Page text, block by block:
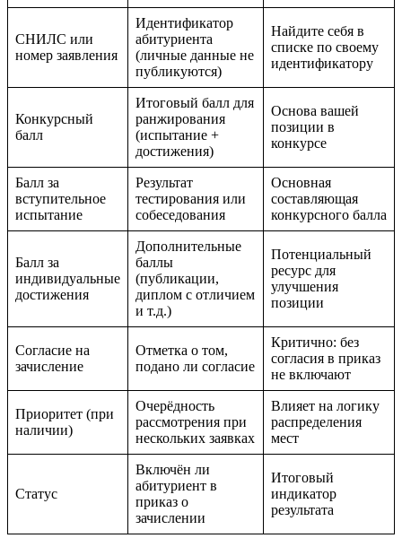
СНИЛС или
номер заявления
Идентификатор
абитуриента
(личные данные не
публикуются)
Найдите себя в
списке по своему
идентификатору
Конкурсный
балл
Итоговый балл для
ранжирования
(испытание +
достижения)
Основа вашей
позиции в
конкурсе
Балл за
вступительное
испытание
Результат
тестирования или
собеседования
Основная
составляющая
конкурсного балла
Балл за
индивидуальные
достижения
Дополнительные
баллы
(публикации,
диплом с отличием
и т.д.)
Потенциальный
ресурс для
улучшения
позиции
Согласие на
зачисление
Отметка о том,
подано ли согласие
Критично: без
согласия в приказ
не включают
Приоритет (при
наличии)
Очерёдность
рассмотрения при
нескольких заявках
Влияет на логику
распределения
мест
Статус
Включён ли
абитуриент в
приказ о
зачислении
Итоговый
индикатор
результата